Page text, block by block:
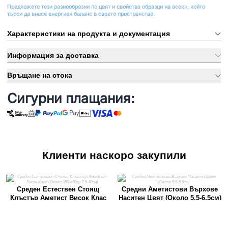
Предложете тези разнообразни по цвят и свойства образци на всеки, който
търси да внесе енергиен баланс в своето пространство.
Характеристики на продукта и документация
Информация за доставка
Връщане на стока
Сигурни плащания:
Клиенти наскоро закупили
Среден Естествен Стоящ
Клъстър Аметист Висок Клас
Средни Аметистови Върхове
Наситен Цвят (Около 5.5-6.5см)